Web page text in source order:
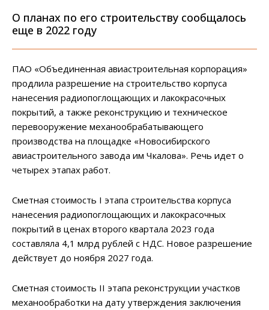
О планах по его строительству сообщалось
еще в 2022 году
ПАО «Объединенная авиастроительная корпорация»
продлила разрешение на строительство корпуса
нанесения радиопоглощающих и лакокрасочных
покрытий, а также реконструкцию и техническое
перевооружение механообрабатывающего
производства на площадке «Новосибирского
авиастроительного завода им Чкалова». Речь идет о
четырех этапах работ.
Сметная стоимость I этапа строительства корпуса
нанесения радиопоглощающих и лакокрасочных
покрытий в ценах второго квартала 2023 года
составляла 4,1 млрд рублей с НДС. Новое разрешение
действует до ноября 2027 года.
Сметная стоимость II этапа реконструкции участков
механообработки на дату утверждения заключения